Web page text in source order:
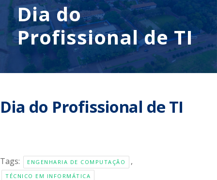
Dia do
Profissional de TI
Dia do Profissional de TI
Tags: ENGENHARIA DE COMPUTAÇÃO ,
TÉCNICO EM INFORMÁTICA